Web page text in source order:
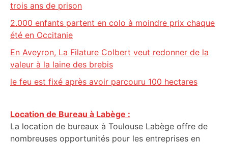
trois ans de prison
2.000 enfants partent en colo à moindre prix chaque
été en Occitanie
En Aveyron, La Filature Colbert veut redonner de la
valeur à la laine des brebis
le feu est fixé après avoir parcouru 100 hectares
Location de Bureau à Labège :
La location de bureaux à Toulouse Labège offre de
nombreuses opportunités pour les entreprises en